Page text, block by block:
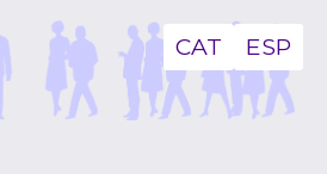
CAT ESP